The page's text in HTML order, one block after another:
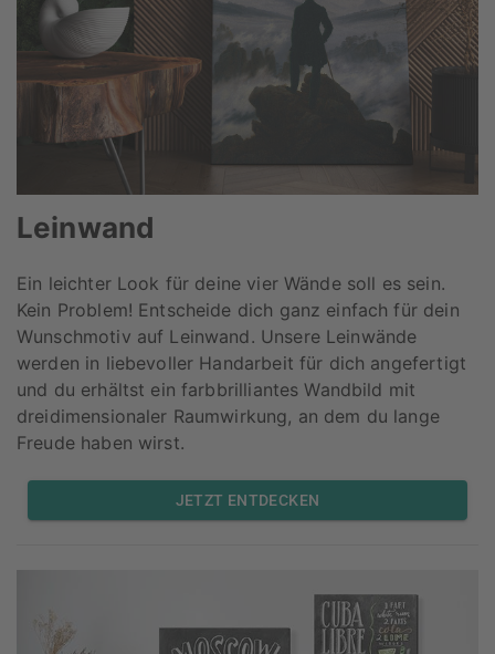
Leinwand
Ein leichter Look für deine vier Wände soll es sein.
Kein Problem! Entscheide dich ganz einfach für dein
Wunschmotiv auf Leinwand. Unsere Leinwände
werden in liebevoller Handarbeit für dich angefertigt
und du erhältst ein farbbrilliantes Wandbild mit
dreidimensionaler Raumwirkung, an dem du lange
Freude haben wirst.
JETZT ENTDECKEN